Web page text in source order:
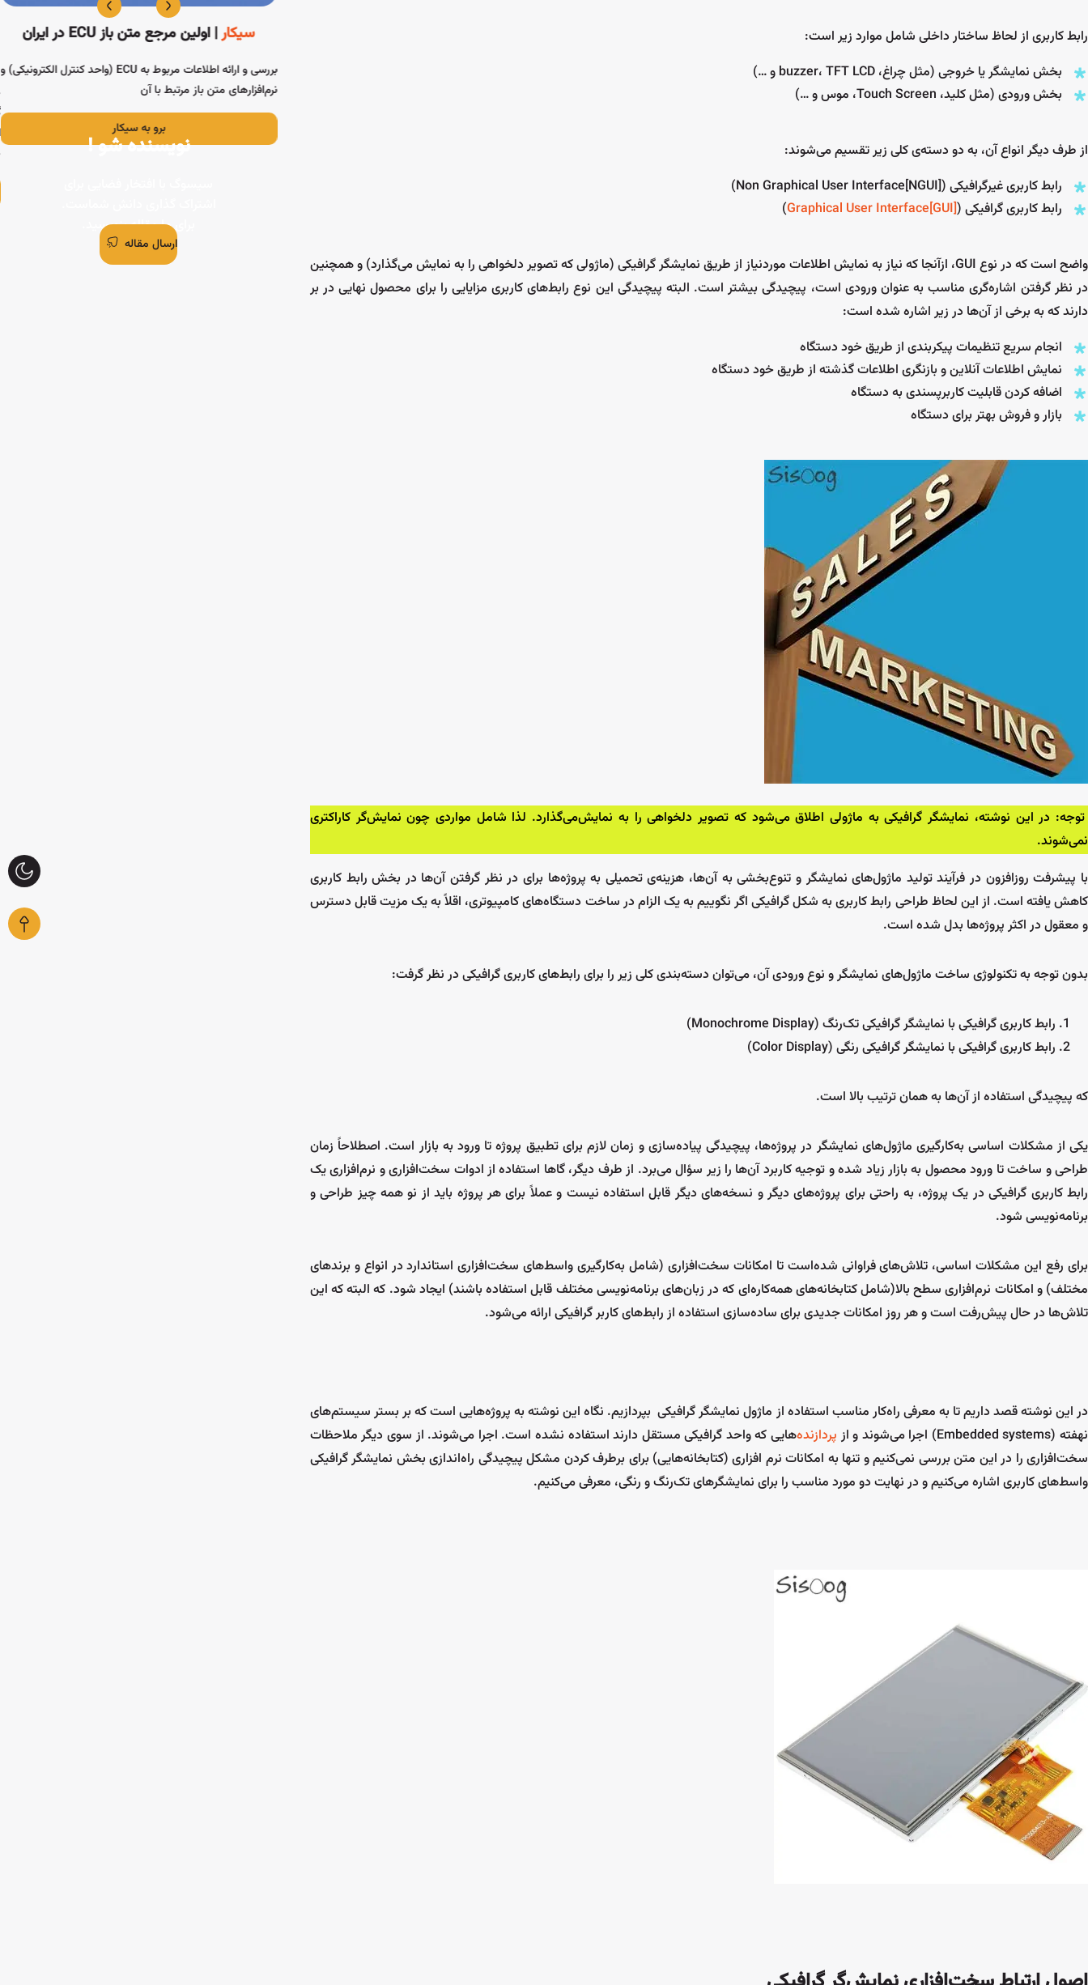
رابط‌ کاربری از لحاظ ساختار داخلی شامل موارد زیر است:
بخش نمایشگر یا خروجی (مثل چراغ، buzzer، TFT LCD و …)
بخش ورودی (مثل کلید، Touch Screen، موس و …)
از طرف دیگر انواع آن، به دو دسته‌ی کلی زیر تقسیم می‌شوند:
رابط کاربری غیرگرافیکی (Non Graphical User Interface[NGUI])
رابط کاربری گرافیکی (Graphical User Interface[GUI]
)
واضح است که در نوع GUI، ازآنجا که نیاز به نمایش اطلاعات موردنیاز از طریق نمایشگر گرافیکی (ماژولی که تصویر دلخواهی را به نمایش می‌گذارد) و همچنین
در نظر گرفتن اشاره‌گری مناسب به عنوان ورودی است، پیچیدگی بیشتر است. البته پیچیدگی این نوع رابط‌های کاربری مزایایی را برای محصول نهایی در بر
دارند که به برخی از آن‌ها در زیر اشاره شده است:
انجام سریع تنظیمات پیکربندی از طریق خود دستگاه
نمایش اطلاعات آنلاین و بازنگری اطلاعات گذشته از طریق خود دستگاه
اضافه کردن قابلیت کاربرپسندی به دستگاه
بازار و فروش بهتر برای دستگاه
توجه: در این نوشته، نمایشگر گرافیکی به ماژولی اطلاق می‌شود که تصویر دلخواهی را به نمایش‌می‌گذارد. لذا شامل مواردی چون نمایش‌گر کاراکتری
نمی‌شوند.
با پیشرفت روزافزون در فرآیند تولید ماژول‌های نمایشگر و تنوع‌بخشی به آن‌ها، هزینه‌ی تحمیلی به پروژه‌ها برای در نظر گرفتن آن‌ها در بخش رابط کاربری
کاهش یافته است. از این لحاظ طراحی رابط کاربری به شکل گرافیکی اگر نگوییم به یک الزام در ساخت دستگاه‌های کامپیوتری، اقلاً به یک مزیت قابل دسترس
و معقول در اکثر پروژه‌ها بدل شده است.
بدون توجه به تکنولوژی ساخت ماژول‌های نمایشگر و نوع ورودی آن، می‌توان دسته‌بندی کلی زیر را برای رابط‌های کاربری گرافیکی در نظر گرفت:
رابط کاربری گرافیکی با نمایشگر گرافیکی تک‌رنگ (Monochrome Display)
رابط کاربری گرافیکی با نمایشگر گرافیکی رنگی (Color Display)
که پیچیدگی استفاده از آن‌ها به همان ترتیب بالا است.
یکی از مشکلات اساسی به‌کارگیری ماژول‌های نمایشگر در پروژه‌ها، پیچیدگی پیاده‌سازی و زمان لازم برای تطبیق پروژه تا ورود به بازار است. اصطلاحاً زمان
طراحی و ساخت تا ورود محصول به بازار زیاد شده و توجیه کاربرد آن‌ها را زیر سؤال می‌برد. از طرف دیگر، گاها استفاده از ادوات سخت‌افزاری و نرم‌افزاری یک
رابط کاربری گرافیکی در یک پروژه، به راحتی برای پروژه‌های دیگر و نسخه‌های دیگر قابل استفاده نیست و عملاً برای هر پروژه باید از نو همه چیز طراحی و
برنامه‌نویسی شود.
برای رفع این مشکلات اساسی، تلاش‌های فراوانی شده‌است تا امکانات سخت‌افزاری (شامل به‌کارگیری واسط‌های سخت‌افزاری استاندارد در انواع و برندهای
مختلف) و امکانات نرم‌افزاری سطح بالا(شامل کتابخانه‌های همه‌کاره‌ای که در زبان‌های برنامه‌نویسی مختلف قابل استفاده باشند) ایجاد شود. که البته که این
تلاش‌ها در حال پیش‌رفت است و هر روز امکانات جدیدی برای ساده‌سازی استفاده از رابط‌های کاربر گرافیکی ارائه می‌شود.
در این نوشته قصد داریم تا به معرفی راه‌کار مناسب استفاده از ماژول نمایشگر گرافیکی بپردازیم. نگاه این نوشته به پروژه‌هایی است که بر بستر سیستم‌های
نهفته (Embedded systems) اجرا می‌شوند و از
پردازنده‌هایی که واحد گرافیکی مستقل دارند استفاده نشده است. اجرا می‌شوند. از سوی دیگر ملاحظات
سخت‌افزاری را در این متن بررسی نمی‌کنیم و تنها به امکانات نرم افزاری (کتابخانه‌هایی) برای برطرف کردن مشکل پیچیدگی راه‌اندازی بخش نمایشگر گرافیکی
واسط‌های کاربری اشاره می‌کنیم و در نهایت دو مورد مناسب را برای نمایشگرهای تک‌رنگ و رنگی، معرفی می‌کنیم.
سیکار| اولین مرجع متن باز ECU در ایران
بررسی و ارائه اطلاعات مربوط به ECU (واحد کنترل الکترونیکی) و
نرم‌افزارهای متن باز مرتبط با آن
برو به سیکار
نویسنده شو !
برای ما مقاله بنویسید.
ارسال مقاله